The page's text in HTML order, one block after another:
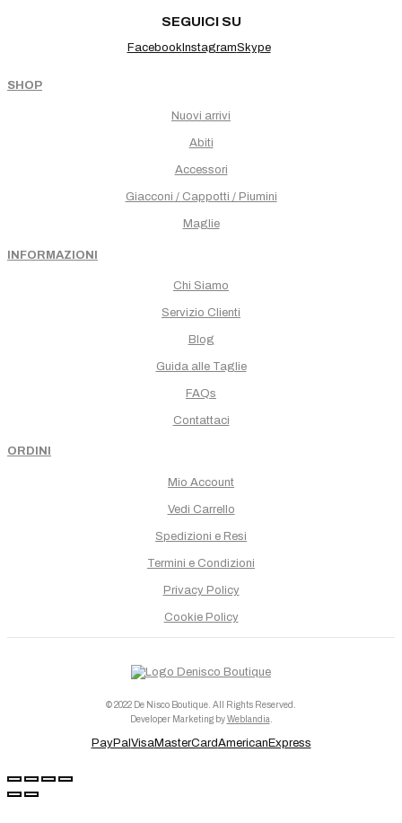
SEGUICI SU
FacebookInstagramSkype
SHOP
Nuovi arrivi
Abiti
Accessori
Giacconi / Cappotti / Piumini
Maglie
INFORMAZIONI
Chi Siamo
Servizio Clienti
Blog
Guida alle Taglie
FAQs
Contattaci
ORDINI
Mio Account
Vedi Carrello
Spedizioni e Resi
Termini e Condizioni
Privacy Policy
Cookie Policy
© 2022 De Nisco Boutique. All Rights Reserved.
Developer Marketing byWeblandia
PayPalVisaMasterCardAmericanExpress